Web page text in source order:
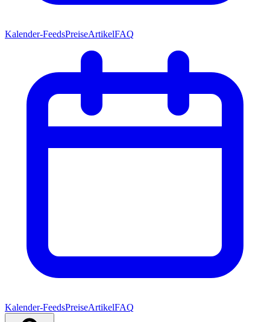
Kalender-FeedsPreiseArtikelFAQ
Kalender-FeedsPreiseArtikelFAQ